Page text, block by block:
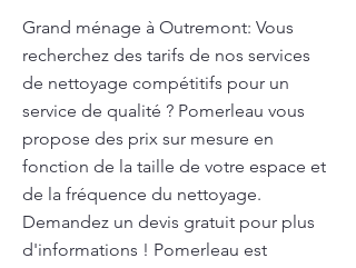
Grand ménage à Outremont: Vous
recherchez des tarifs de nos services
de nettoyage compétitifs pour un
service de qualité ? Pomerleau vous
propose des prix sur mesure en
fonction de la taille de votre espace et
de la fréquence du nettoyage.
Demandez un devis gratuit pour plus
d'informations ! Pomerleau est